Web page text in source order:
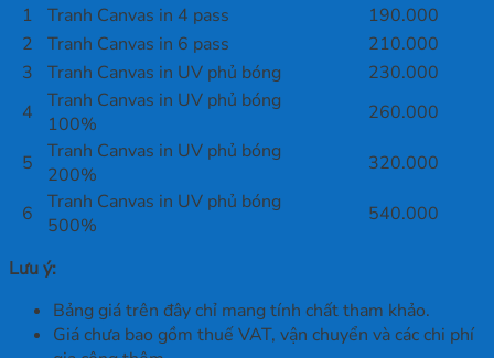
1 Tranh Canvas in 4 pass
190.000
2
Tranh Canvas in 6 pass
210.000
3
Tranh Canvas in UV phủ bóng
230.000
4
Tranh Canvas in UV phủ bóng
100%
260.000
5
Tranh Canvas in UV phủ bóng
200%
320.000
6
Tranh Canvas in UV phủ bóng
500%
540.000
Lưu ý:
Bảng giá trên đây chỉ mang tính chất tham khảo.
Giá chưa bao gồm thuế VAT, vận chuyển và các chi phí